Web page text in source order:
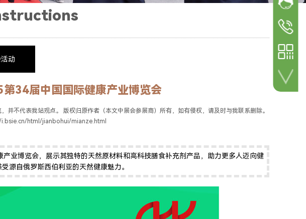
动
34届中国国际健康产业博览会
不代表我站观点。 版权归原作者（本文中展会参展商）所有，如有侵权，请及时与我联系删除。
i.bsie.cn/html/jianbohui/mianze.html
业博览会，展示其独特的天然原材料和高科技膳食补充剂产品，助力更多人迈向健
源自俄罗斯西伯利亚的天然健康魅力。
网站客
参观咨询
参展咨询